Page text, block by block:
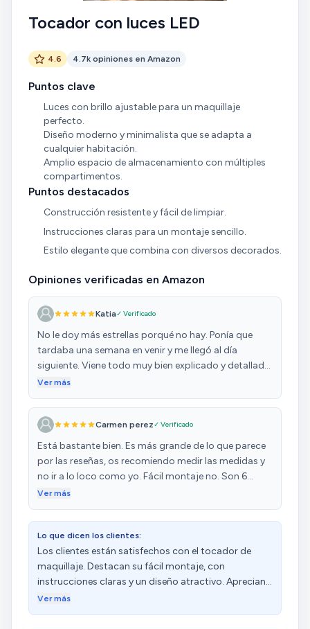
Tocador con luces LED
4.6 4.7k opiniones en Amazon
Puntos clave
Luces con brillo ajustable para un maquillaje
perfecto.
Diseño moderno y minimalista que se adapta a
cualquier habitación.
Amplio espacio de almacenamiento con múltiples
compartimentos.
Puntos destacados
Construcción resistente y fácil de limpiar.
Instrucciones claras para un montaje sencillo.
Estilo elegante que combina con diversos decorados.
Opiniones verificadas en Amazon
Katia✓ Verificado
No le doy más estrellas porqué no hay. Ponía que
tardaba una semana en venir y me llegó al día
siguiente. Viene todo muy bien explicado y detallado
en las instrucciones, las piezas marcadas con
pasada. Lo recomiendo totalmente. Y el precio
increíble para lo bonito que es
Ver más
Carmen perez✓ Verificado
Está bastante bien. Es más grande de lo que parece
por las reseñas, os recomiendo medir las medidas y
no ir a lo loco como yo. Fácil montaje no. Son 6
horas con mucha paciencia y tres cafés. Si os
muchos tornillos. Está bastante bien, a mí hija le ha
gustado pero ... Paciencia .
Ver más
Lo que dicen los clientes:
Los clientes están satisfechos con el tocador de
maquillaje. Destacan su fácil montaje, con
instrucciones claras y un diseño atractivo. Aprecian
su apariencia, calidad y buena relación calidad-
Ver más